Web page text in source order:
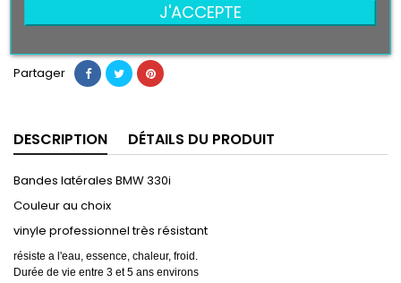
 Ajouter au panier
Partager
DESCRIPTION DÉTAILS DU PRODUIT
Bandes latérales BMW 330i
Couleur au choix
vinyle professionnel très résistant
résiste a l'eau, essence, chaleur, froid.
Durée de vie entre 3 et 5 ans environs
J'ACCEPTE